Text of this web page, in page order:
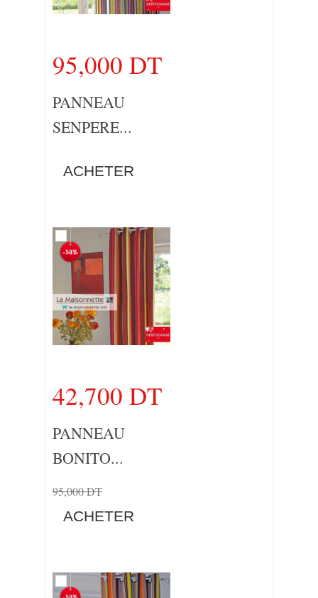
95,000 DT
PANNEAU
SENPERE...
ACHETER
42,700 DT
PANNEAU
BONITO...
95,000 DT
ACHETER